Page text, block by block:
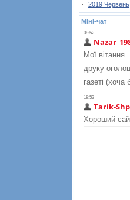
2019 Червень
Міні-чат